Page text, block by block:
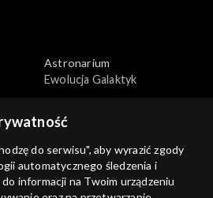
Astronarium
Ewolucja Galaktyk
do serwisu", aby wyrazić zgody
automatycznego śledzenia i
informacji na Twoim urządzeniu